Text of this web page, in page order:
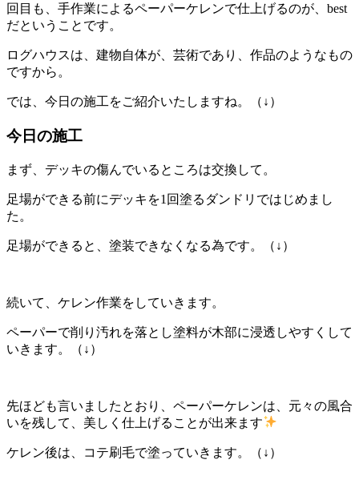
回目も、手作業によるペーパーケレンで仕上げるのが、best
だということです。
ログハウスは、建物自体が、芸術であり、作品のようなもの
ですから。
では、今日の施工をご紹介いたしますね。（↓）
今日の施工
まず、デッキの傷んでいるところは交換して。
足場ができる前にデッキを1回塗るダンドリではじめまし
た。
足場ができると、塗装できなくなる為です。（↓）
続いて、ケレン作業をしていきます。
ペーパーで削り汚れを落とし塗料が木部に浸透しやすくして
いきます。（↓）
先ほども言いましたとおり、ペーパーケレンは、元々の風合
いを残して、美しく仕上げることが出来ます
ケレン後は、コテ刷毛で塗っていきます。（↓）